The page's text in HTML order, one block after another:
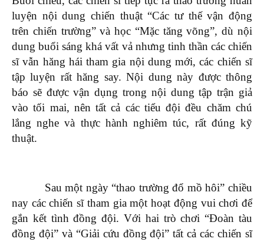
luyện nội dung chiến thuật “Các tư thế vận động
trên chiến trường” và học “Mặc tăng võng”, dù nội
dung buổi sáng khá vất vả nhưng tinh thần các chiến
sĩ vẫn hăng hái tham gia nội dung mới, các chiến sĩ
tập luyện rất hăng say. Nội dung này được thông
báo sẽ được vận dụng trong nội dung tập trận giả
vào tối mai, nên tất cả các tiểu đội đều chăm chú
lắng nghe và thực hành nghiêm túc, rất đúng kỹ
thuật.
Sau một ngày “thao trường đổ mồ hôi” chiều
nay các chiến sĩ tham gia một hoạt động vui chơi để
gắn kết tình đồng đội. Với hai trò chơi “Đoàn tàu
đồng đội” và “Giải cứu đồng đội” tất cả các chiến sĩ